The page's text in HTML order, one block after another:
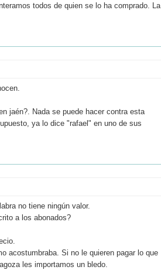
todos de quien se lo ha comprado. La
jaén?. Nada se puede hacer contra esta
ya lo dice "rafael" en uno de sus
no tiene ningún valor.
a los abonados?
acostumbraba. Si no le quieren pagar lo que
les importamos un bledo.